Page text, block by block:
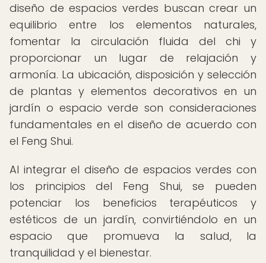
diseño de espacios verdes buscan crear un
equilibrio entre los elementos naturales,
fomentar la circulación fluida del chi y
proporcionar un lugar de relajación y
armonía. La ubicación, disposición y selección
de plantas y elementos decorativos en un
jardín o espacio verde son consideraciones
fundamentales en el diseño de acuerdo con
el Feng Shui.
Al integrar el diseño de espacios verdes con
los principios del Feng Shui, se pueden
potenciar los beneficios terapéuticos y
estéticos de un jardín, convirtiéndolo en un
espacio que promueva la salud, la
tranquilidad y el bienestar.